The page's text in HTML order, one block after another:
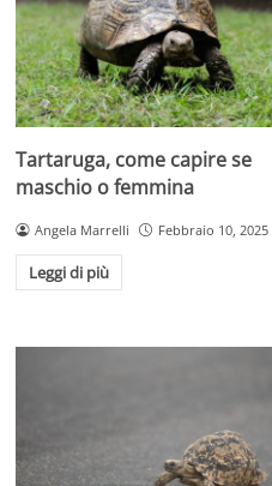
Tartaruga, come capire se
maschio o femmina
Angela Marrelli Febbraio 10, 2025
Leggi di più